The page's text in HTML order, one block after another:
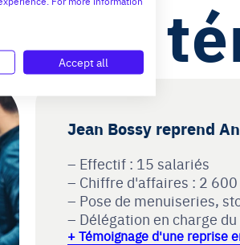
Ils
Jean Bossy reprend
Effectif : 15 salariés
Chiffre d'affaires : 2
Pose de menuiseries,
Délégation en charge
+ Témoignage d'une reprise
Accept all